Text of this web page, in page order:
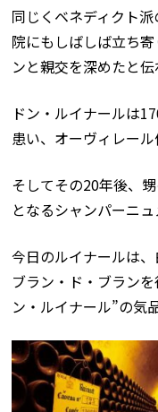
同じくベネディクト
院にもしばしば立ち
ンと親交を深めたと伝
ドン・ルイナールは
患い、オーヴィレール
そしてその20年後、
となるシャンパーニ
今日のルイナールは
ブラン・ド・ブラン
ン・ルイナール”の気